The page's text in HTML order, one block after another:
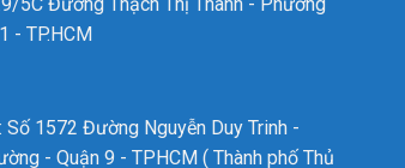
- TP.HCM
: Số 1572 Đường Nguyễn Duy Trinh -
- Quận 9 - TPHCM ( Thành phố Thủ